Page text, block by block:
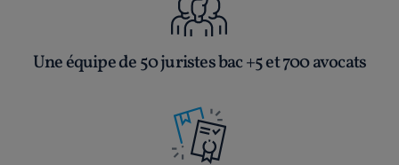
Une équipe de 50 juristes bac +5 et 700 avocats